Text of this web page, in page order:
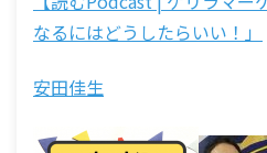
なるにはどうしたらいい！」
安田佳生